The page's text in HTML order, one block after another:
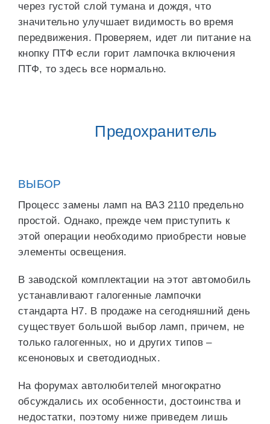
через густой слой тумана и дождя, что
значительно улучшает видимость во время
передвижения. Проверяем, идет ли питание на
кнопку ПТФ если горит лампочка включения
ПТФ, то здесь все нормально.
Предохранитель
ВЫБОР
Процесс замены ламп на ВАЗ 2110 предельно
простой. Однако, прежде чем приступить к
этой операции необходимо приобрести новые
элементы освещения.
В заводской комплектации на этот автомобиль
устанавливают галогенные лампочки
стандарта H7. В продаже на сегодняшний день
существует большой выбор ламп, причем, не
только галогенных, но и других типов –
ксеноновых и светодиодных.
На форумах автолюбителей многократно
обсуждались их особенности, достоинства и
недостатки, поэтому ниже приведем лишь